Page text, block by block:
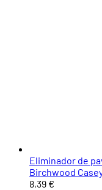
Eliminador de
Birchwood
8,39 €